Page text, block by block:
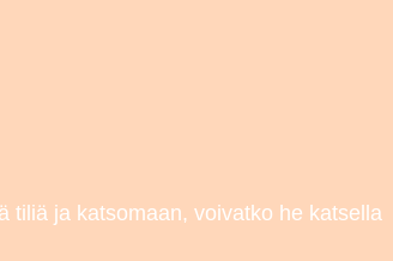
tiliä ja katsomaan, voivatko he katsella